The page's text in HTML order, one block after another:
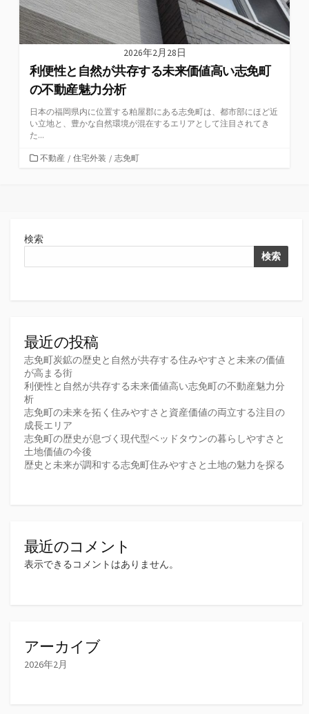
2026年2月28日
利便性と自然が共存する未来価値高い志免町
の不動産魅力分析
日本の福岡県内に位置する粕屋郡にある志免町は、都市部にほど近
い立地と、豊かな自然環境が混在するエリアとして注目されてき
た...
カ不動産 / 住宅外装 / 志免町
検索
検索
最近の投稿
志免町炭鉱の歴史と自然が共存する住みやすさと未来の価値
が高まる街
利便性と自然が共存する未来価値高い志免町の不動産魅力分
析
志免町の未来を拓く住みやすさと資産価値の両立する注目の
成長エリア
志免町の歴史が息づく現代型ベッドタウンの暮らしやすさと
土地価値の今後
歴史と未来が調和する志免町住みやすさと土地の魅力を探る
最近のコメント
表示できるコメントはありません。
アーカイブ
2026年2月